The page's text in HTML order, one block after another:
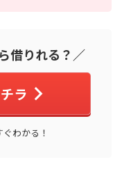
借りれる？／
ラ
わかる！